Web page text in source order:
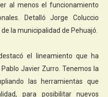
al menos el funcionamiento
Detalló Jorge Coluccio
la municipalidad de Pehuajó.
el lineamiento que ha
Javier Zurro. Tenemos la
las herramientas que
para posibilitar nuevos